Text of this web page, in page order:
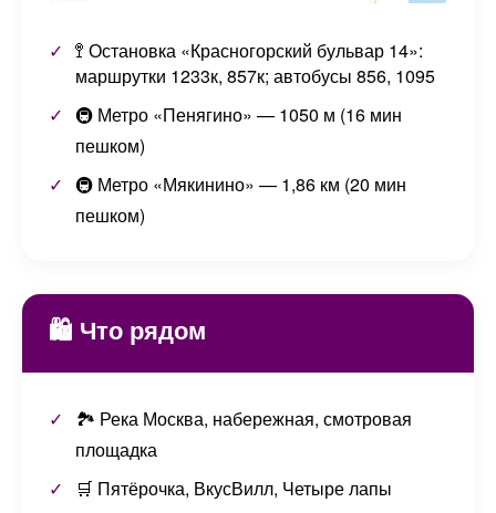
🚏 Остановка «Красногорский бульвар 14»:
маршрутки 1233к, 857к; автобусы 856, 1095
🚇 Метро «Пенягино» — 1050 м (16 мин
пешком)
🚇 Метро «Мякинино» — 1,86 км (20 мин
пешком)
🛍️ Что рядом
🏞️ Река Москва, набережная, смотровая
площадка
🛒 Пятёрочка, ВкусВилл, Четыре лапы